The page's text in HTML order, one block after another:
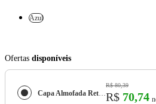
Azul
Ofertas disponíveis
Capa Almofada Retangular Tear Relevo Azul Marinho
R$ 80,39
R$ 70,74